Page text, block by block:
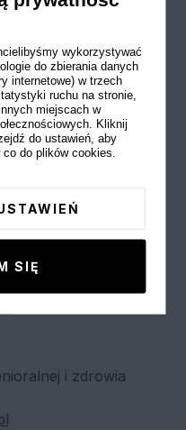
w sektorze ochrony
rolę partnerstwa
Jakość opieki
rozwiązań
publiczne i w
system
o zdrowie Polaków
i zdrowia
wykorzystywać
do zbierania danych
internetowe) w trzech
ruchu na stronie,
miejscach w
Kliknij
do ustawień, aby
co do plików cookies.
SIĘ